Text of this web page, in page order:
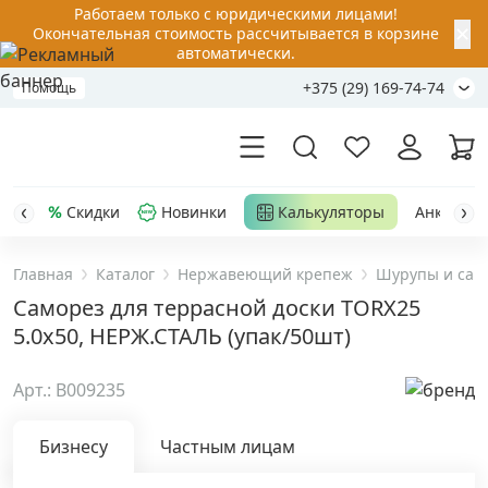
Работаем только с юридическими лицами!
Окончательная стоимость рассчитывается в корзине
автоматически.
Помощь +375 (29) 169-74-74
Акции
Распродажа
Уценка
Анкерная техника
Скидки Новинки Калькуляторы Анкер-
Главная Каталог Нержавеющий крепеж Шурупы и
Саморез для террасной доски TORX25
5.0x50, НЕРЖ.СТАЛЬ (упак/50шт)
Арт.: B009235
Бизнесу Частным лицам